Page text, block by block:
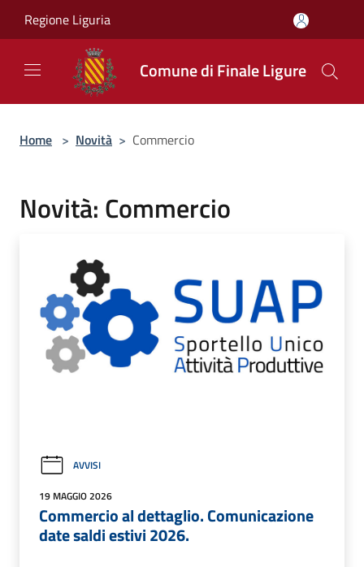
Regione Liguria
Comune di Finale Ligure
Home > Novità > Commercio
Novità: Commercio
AVVISI
19 MAGGIO 2026
Commercio al dettaglio. Comunicazione
date saldi estivi 2026.